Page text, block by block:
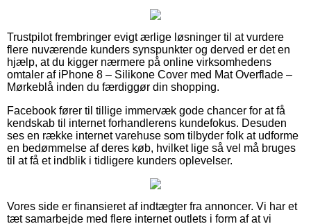
Trustpilot frembringer evigt ærlige løsninger til at vurdere
flere nuværende kunders synspunkter og derved er det en
hjælp, at du kigger nærmere på online virksomhedens
omtaler af iPhone 8 – Silikone Cover med Mat Overflade –
Mørkeblå inden du færdiggør din shopping.
Facebook fører til tillige immervæk gode chancer for at få
kendskab til internet forhandlerens kundefokus. Desuden
ses en række internet varehuse som tilbyder folk at udforme
en bedømmelse af deres køb, hvilket lige så vel må bruges
til at få et indblik i tidligere kunders oplevelser.
Vores side er finansieret af indtægter fra annoncer. Vi har et
tæt samarbejde med flere internet outlets i form af at vi